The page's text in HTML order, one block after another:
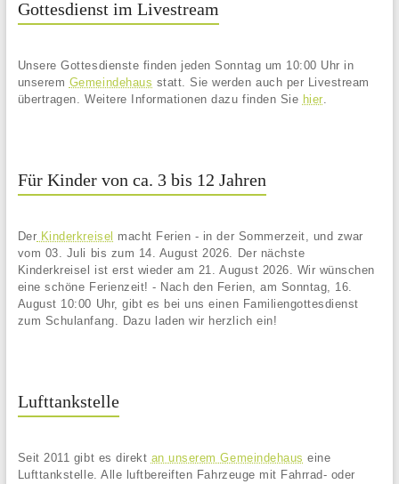
Gottesdienst im Livestream
Unsere Gottesdienste finden jeden Sonntag um 10:00 Uhr in
unserem Gemeindehaus statt. Sie werden auch per Livestream
übertragen. Weitere Informationen dazu finden Sie hier.
Für Kinder von ca. 3 bis 12 Jahren
Der Kinderkreisel macht Ferien - in der Sommerzeit, und zwar
vom 03. Juli bis zum 14. August 2026. Der nächste
Kinderkreisel ist erst wieder am 21. August 2026. Wir wünschen
eine schöne Ferienzeit! - Nach den Ferien, am Sonntag, 16.
August 10:00 Uhr, gibt es bei uns einen Familiengottesdienst
zum Schulanfang. Dazu laden wir herzlich ein!
Lufttankstelle
Seit 2011 gibt es direkt an unserem Gemeindehaus eine
Lufttankstelle. Alle luftbereiften Fahrzeuge mit Fahrrad- oder